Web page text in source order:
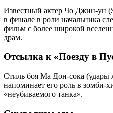
Известный актер Чо Джин-ун
в финале в роли начальника
фильм с более широкой
драм.
Отсылка к «Поезду в
Стиль боя Ма Дон-сока (удары
напоминает его роль в зомби-
«неубиваемого танка».